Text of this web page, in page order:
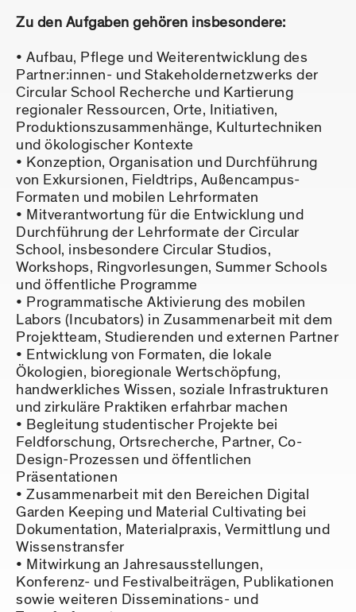
Zu den Aufgaben gehören insbesondere:
Aufbau, Pflege und Weiterentwicklung des
Partner:innen- und Stakeholdernetzwerks der
Circular School Recherche und Kartierung
regionaler Ressourcen, Orte, Initiativen,
Produktionszusammenhänge, Kulturtechniken
und ökologischer Kontexte
Konzeption, Organisation und Durchführung
von Exkursionen, Fieldtrips, Außencampus-
Formaten und mobilen Lehrformaten
Mitverantwortung für die Entwicklung und
Durchführung der Lehrformate der Circular
School, insbesondere Circular Studios,
Workshops, Ringvorlesungen, Summer Schools
und öffentliche Programme
Programmatische Aktivierung des mobilen
Labors (Incubators) in Zusammenarbeit mit dem
Projektteam, Studierenden und externen Partner
Entwicklung von Formaten, die lokale
Ökologien, bioregionale Wertschöpfung,
handwerkliches Wissen, soziale Infrastrukturen
und zirkuläre Praktiken erfahrbar machen
Begleitung studentischer Projekte bei
Feldforschung, Ortsrecherche, Partner, Co-
Design-Prozessen und öffentlichen
Präsentationen
Zusammenarbeit mit den Bereichen Digital
Garden Keeping und Material Cultivating bei
Dokumentation, Materialpraxis, Vermittlung und
Wissenstransfer
Mitwirkung an Jahresausstellungen,
Konferenz- und Festivalbeiträgen, Publikationen
sowie weiteren Disseminations- und